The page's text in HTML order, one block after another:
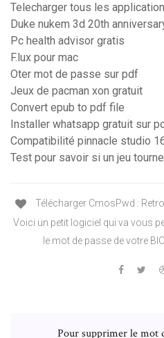
Telecharger tous les
Duke nukem 3d 20th
Pc health advisor gratis
F.lux pour mac
Oter mot de passe sur pdf
Jeux de pacman xon gratuit
Convert epub to pdf file
Installer whatsapp gratuit sur
Compatibilité pinnacle studio
Test pour savoir si un jeu
Télécharger CmosPwd :
Voici un petit logiciel qui va vous
le mot de passe de votre
Pour supprimer le mot